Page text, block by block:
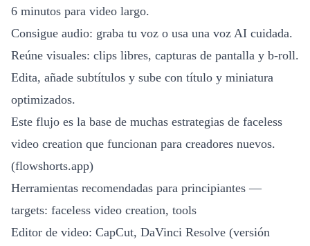
6 minutos para video largo.
Consigue audio: graba tu voz o usa una voz AI cuidada.
Reúne visuales: clips libres, capturas de pantalla y b-roll.
Edita, añade subtítulos y sube con título y miniatura
optimizados.
Este flujo es la base de muchas estrategias de faceless
video creation que funcionan para creadores nuevos.
(flowshorts.app)
Herramientas recomendadas para principiantes —
targets: faceless video creation, tools
Editor de video: CapCut, DaVinci Resolve (versión